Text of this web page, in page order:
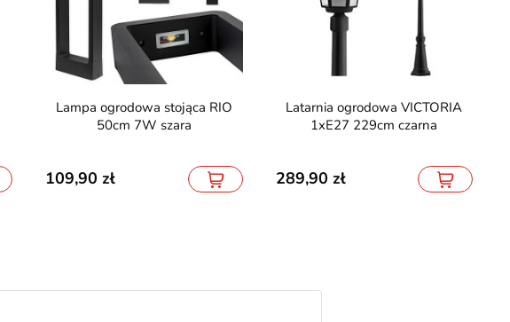
Lampa ogrodowa stojąca RIO
50cm 7W szara
109,90
Latarnia ogrodowa VICTORIA
1xE27 229cm czarna
289,90